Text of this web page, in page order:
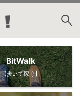
BitWalk
【歩いて稼ぐ】